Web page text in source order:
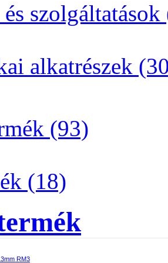
és
alkatrészek
(93)
(18)
RM3